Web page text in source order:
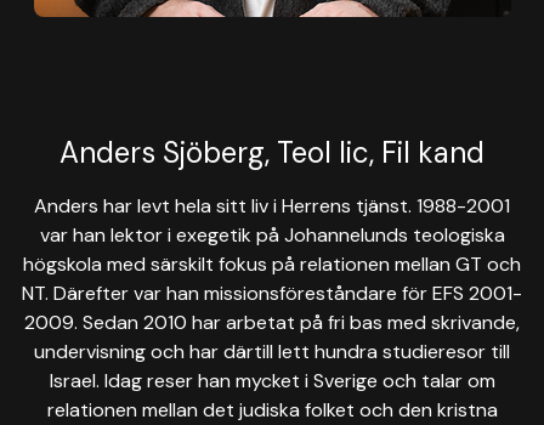
Anders Sjöberg, Teol lic, Fil kand
Anders har levt hela sitt liv i Herrens tjänst. 1988-2001
var han lektor i exegetik på Johannelunds teologiska
högskola med särskilt fokus på relationen mellan GT och
NT. Därefter var han missionsföreståndare för EFS 2001-
2009. Sedan 2010 har arbetat på fri bas med skrivande,
undervisning och har därtill lett hundra studieresor till
Israel. Idag reser han mycket i Sverige och talar om
relationen mellan det judiska folket och den kristna